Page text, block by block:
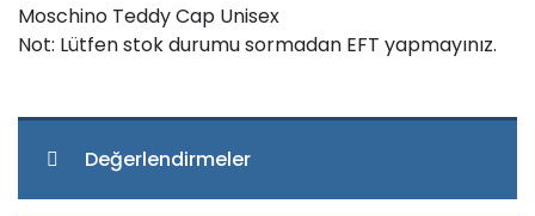
Moschino Teddy Cap Unisex
Not: Lütfen stok durumu sormadan EFT yapmayınız.
Değerlendirmeler